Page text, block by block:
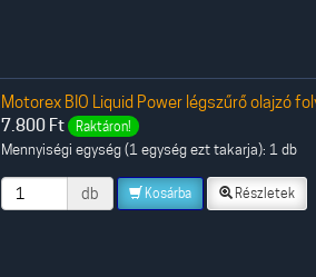
Motorex BIO Liquid Power légszűrő olajzó
7.800 Ft Raktáron!
Mennyiségi egység (1 egység ezt takarja): 1 db
db Kosárba Részletek